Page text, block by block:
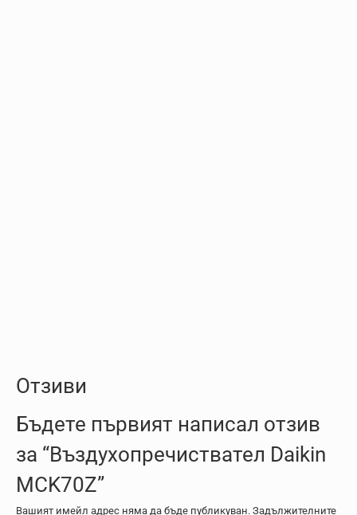
Отзиви
Бъдете първият написал отзив
за “Въздухопречиствател Daikin
MCK70Z”
Вашият имейл адрес няма да бъде публикуван. Задължителните